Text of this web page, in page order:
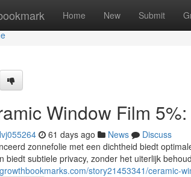
Home New Submit
Window Film
61 days ago News
Discuss
zonnefolie met een dichtheid biedt
biedt subtiele privacy, zonder het uiterlijk
story21453341/ceramic-